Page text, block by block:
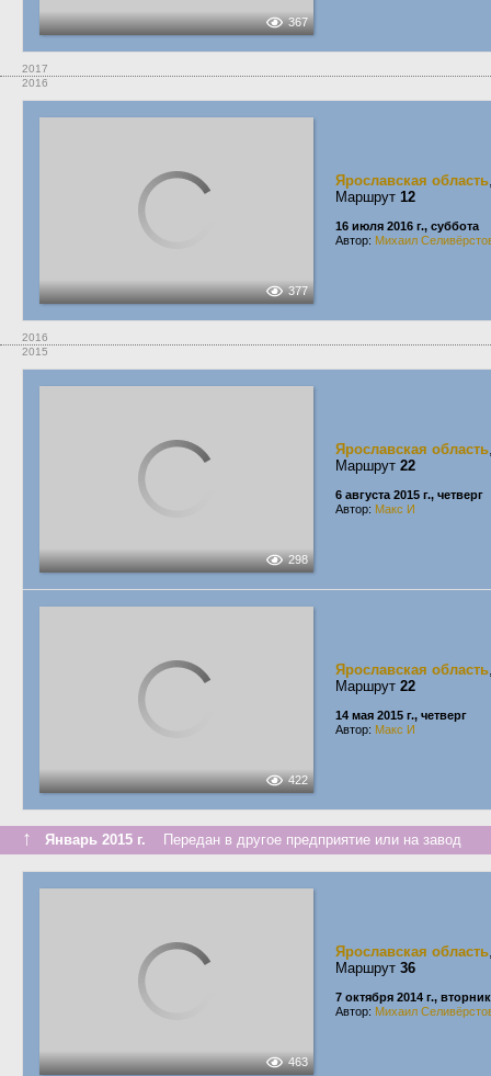
367
2017
2016
377
Ярославская область
Маршрут 12
16 июля 2016 г., суббота
Автор: Михаил
2016
2015
298
Ярославская область
Маршрут 22
6 августа 2015 г., четверг
Автор: Макс И
422
Ярославская область
Маршрут 22
14 мая 2015 г., четверг
Автор: Макс И
↑ Январь 2015 г. Передан в другое предприятие или на завод
463
Ярославская область
Маршрут 36
7 октября 2014 г., вторник
Автор: Михаил